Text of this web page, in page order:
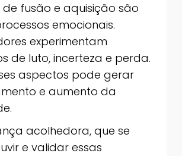
de fusão e aquisição são
emocionais.
experimentam
de luto, incerteza e perda.
aspectos pode gerar
e aumento da
acolhedora, que se
e validar essas